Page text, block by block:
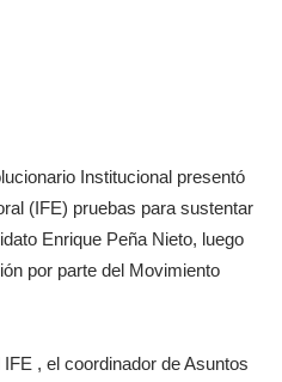
Institucional presentó
(IFE) pruebas para sustentar
Enrique Peña Nieto, luego
por parte del Movimiento
, el coordinador de Asuntos